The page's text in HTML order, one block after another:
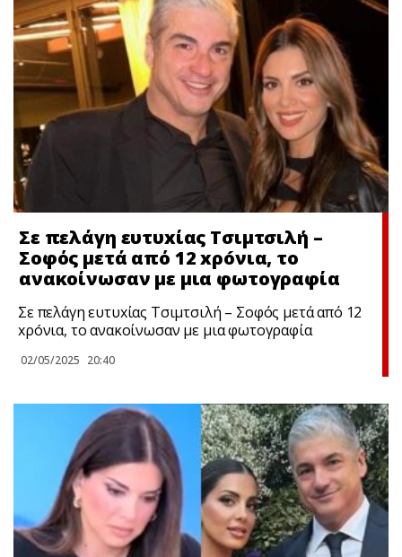
Σε πελάγη ευτυxίας Τσιμτσιλή –
Σοφός μετά από 12 xρóνια, το
ανακοίνωσαν με μια φωτογραφία
Σε πελάγη ευτυxίας Τσιμτσιλή – Σοφός μετά από 12
xρóνια, το ανακοίνωσαν με μια φωτογραφία
02/05/2025 20:40